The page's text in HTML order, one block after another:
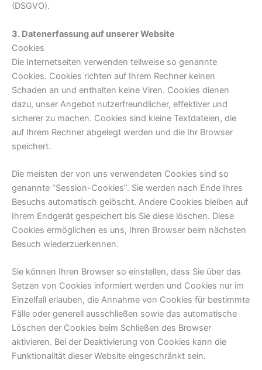
(DSGVO).
3. Datenerfassung auf unserer Website
Cookies
Die Internetseiten verwenden teilweise so genannte
Cookies. Cookies richten auf Ihrem Rechner keinen
Schaden an und enthalten keine Viren. Cookies dienen
dazu, unser Angebot nutzerfreundlicher, effektiver und
sicherer zu machen. Cookies sind kleine Textdateien, die
auf Ihrem Rechner abgelegt werden und die Ihr Browser
speichert.
Die meisten der von uns verwendeten Cookies sind so
genannte “Session-Cookies”. Sie werden nach Ende Ihres
Besuchs automatisch gelöscht. Andere Cookies bleiben auf
Ihrem Endgerät gespeichert bis Sie diese löschen. Diese
Cookies ermöglichen es uns, Ihren Browser beim nächsten
Besuch wiederzuerkennen.
Sie können Ihren Browser so einstellen, dass Sie über das
Setzen von Cookies informiert werden und Cookies nur im
Einzelfall erlauben, die Annahme von Cookies für bestimmte
Fälle oder generell ausschließen sowie das automatische
Löschen der Cookies beim Schließen des Browser
aktivieren. Bei der Deaktivierung von Cookies kann die
Funktionalität dieser Website eingeschränkt sein.